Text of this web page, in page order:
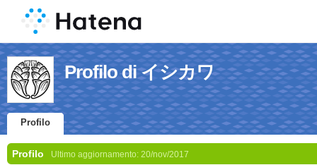
Profilo di イシカワ
Profilo
Profilo Ultimo aggiornamento: 20/nov/2017